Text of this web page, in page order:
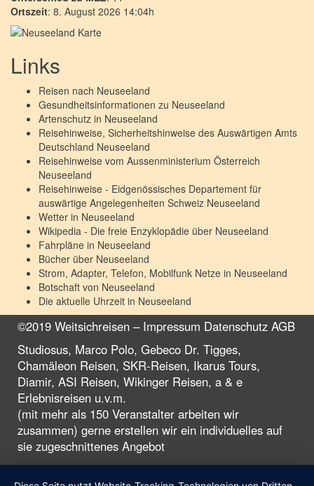
Ortszeit: 8. August 2026 14:04h
Links
Reisen nach Neuseeland
Gesundheitsinformationen zu Neuseeland
Artenschutz in Neuseeland
Reisehinweise, Sicherheitshinweise des Auswärtigen Amts
Deutschland Neuseeland
Reisehinweise vom Aussenministerium Österreich
Neuseeland
Reisehinweise - Eidgenössisches Departement für
auswärtige Angelegenheiten Schweiz Neuseeland
Wetter in Neuseeland
Wikipedia - Die freie Enzyklopädie über Neuseeland
Fahrpläne in Neuseeland
Bücher über Neuseeland
Strom, Adapter, Telefon, Mobilfunk Netze in Neuseeland
Botschaft von Neuseeland
Die aktuelle Uhrzeit in Neuseeland
©2019 Weitsichreisen – Impressum Datenschutz AGB
Studiosus, Marco Polo, Gebeco Dr. Tigges,
Chamäleon Reisen, SKR-Reisen, Ikarus Tours,
Diamir, ASI Reisen, Wikinger Reisen, a & e
Erlebnisreisen u.v.m.
(mit mehr als 150 Veranstalter arbeiten wir
zusammen) gerne erstellen wir ein individuelles auf
sie zugeschnittenes Angebot